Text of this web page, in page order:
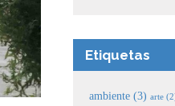
Etiquetas
ambiente (3) arte